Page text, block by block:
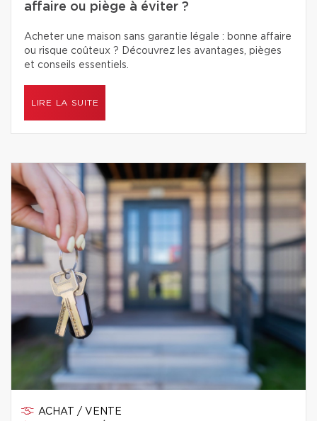
affaire ou piège à éviter ?
Acheter une maison sans garantie légale : bonne affaire
ou risque coûteux ? Découvrez les avantages, pièges
et conseils essentiels.
LIRE LA SUITE
ACHAT / VENTE